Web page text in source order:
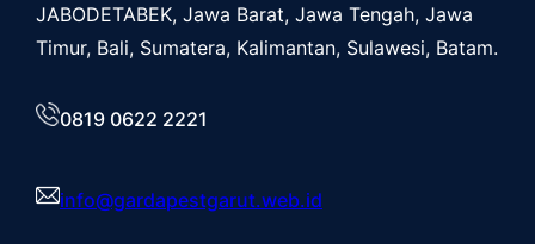
JABODETABEK, Jawa Barat, Jawa Tengah, Jawa
Timur, Bali, Sumatera, Kalimantan, Sulawesi, Batam.
0819 0622 2221
info@gardapestgarut.web.id